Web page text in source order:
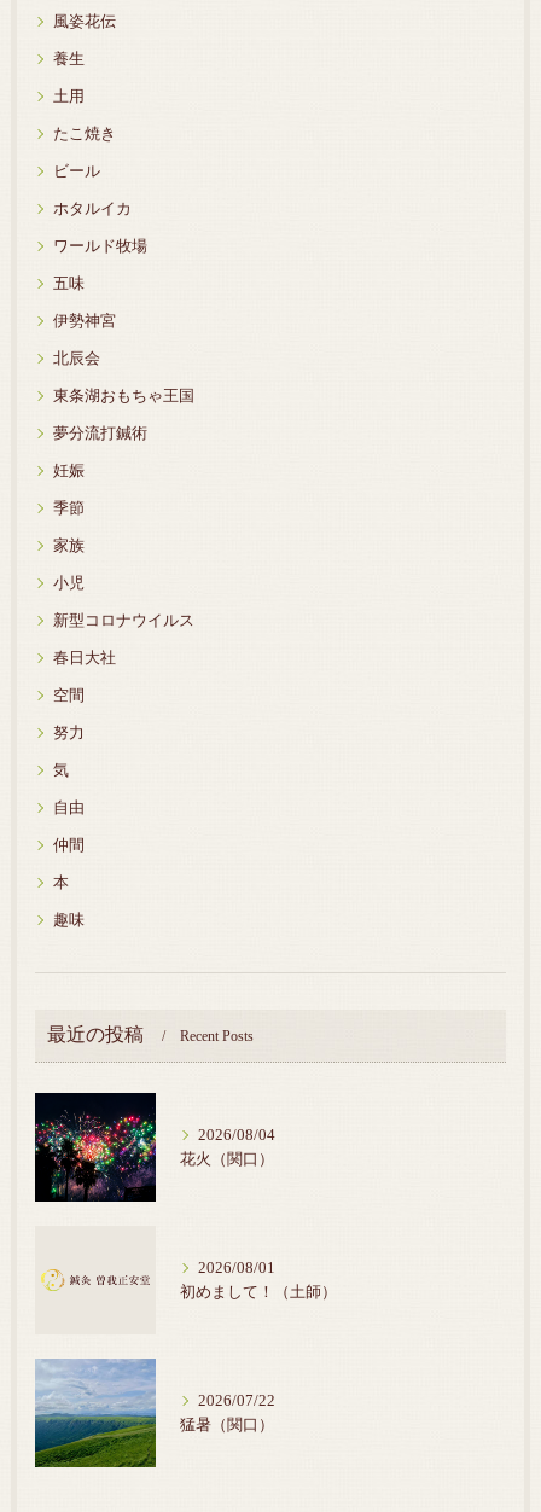
風姿花伝
養生
土用
たこ焼き
ビール
ホタルイカ
ワールド牧場
五味
伊勢神宮
北辰会
東条湖おもちゃ王国
夢分流打鍼術
妊娠
季節
家族
小児
新型コロナウイルス
春日大社
空間
努力
気
自由
仲間
本
趣味
最近の投稿 Recent Posts
2026/08/04
花火（関口）
2026/08/01
初めまして！（土師）
2026/07/22
猛暑（関口）